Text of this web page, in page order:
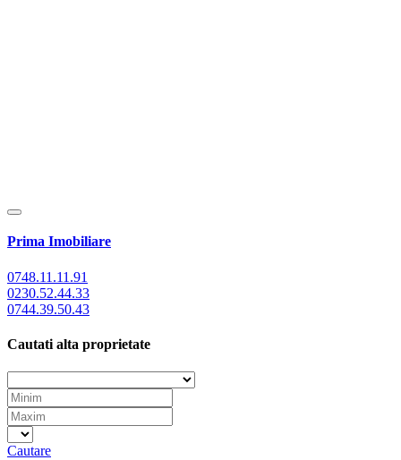
Prima Imobiliare
0748.11.11.91
0230.52.44.33
0744.39.50.43
Cautati alta proprietate
Cautare